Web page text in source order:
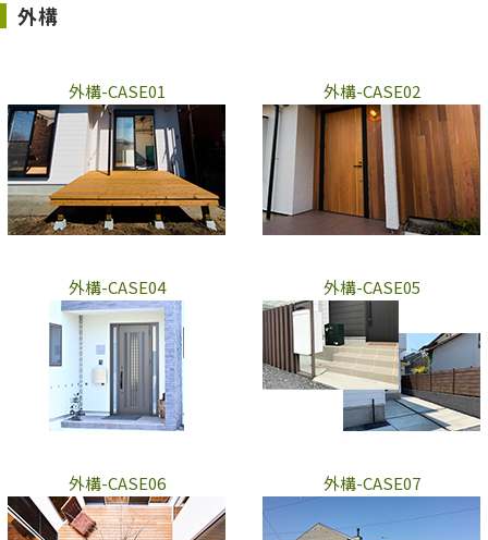
外構
外構-CASE01 外構-CASE02
外構-CASE04 外構-CASE05
外構-CASE06 外構-CASE07